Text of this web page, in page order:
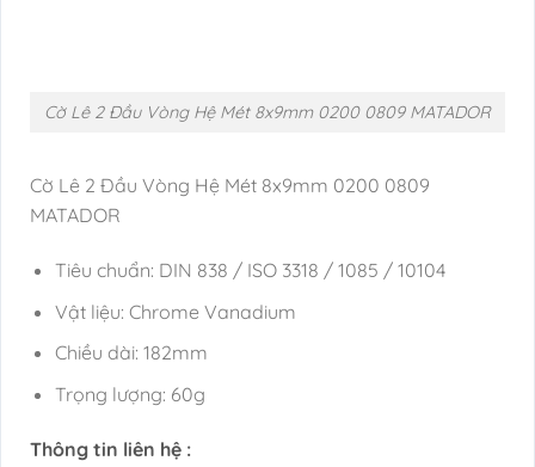
Cờ Lê 2 Đầu Vòng Hệ Mét 8x9mm 0200 0809 MATADOR
Cờ Lê 2 Đầu Vòng Hệ Mét 8x9mm 0200 0809
MATADOR
Tiêu chuẩn: DIN 838 / ISO 3318 / 1085 / 10104
Vật liệu: Chrome Vanadium
Chiều dài: 182mm
Trọng lượng: 60g
Thông tin liên hệ :